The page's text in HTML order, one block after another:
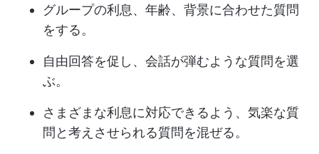
グループの利息、年齢、背景に合わせた質問
をする。
自由回答を促し、会話が弾むような質問を選
ぶ。
さまざまな利息に対応できるよう、気楽な質
問と考えさせられる質問を混ぜる。